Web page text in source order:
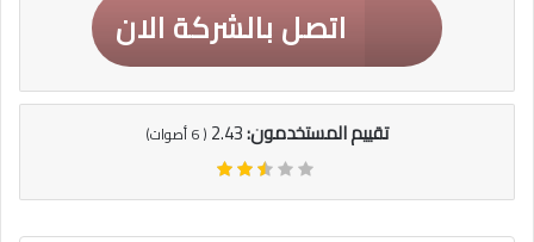
اتصل بالشركة الان
تقييم المستخدمون:2.43
(
6أصوات)